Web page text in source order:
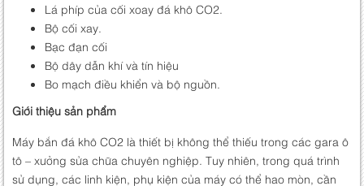
Lá phíp của cối xoay đá khô CO2.
Bộ cối xay.
Bạc đạn cối
Bộ dây dẫn khí và tín hiệu
Bo mạch điều khiển và bộ nguồn.
Giới thiệu sản phẩm
Máy bắn đá khô CO2 là thiết bị không thể thiếu trong các gara ô
tô – xưởng sửa chữa chuyên nghiệp. Tuy nhiên, trong quá trình
sử dụng, các linh kiện, phụ kiện của máy có thể hao mòn, cần